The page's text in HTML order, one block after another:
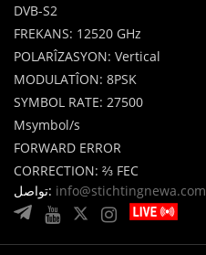
DVB-S2
FREKANS: 12520 GHz
POLARÎZASYON: Vertical
MODULATÎON: 8PSK
SYMBOL RATE: 27500
Msymbol/s
FORWARD ERROR
CORRECTION: ⅔ FEC
تواصل: info@stichtingnewa.com